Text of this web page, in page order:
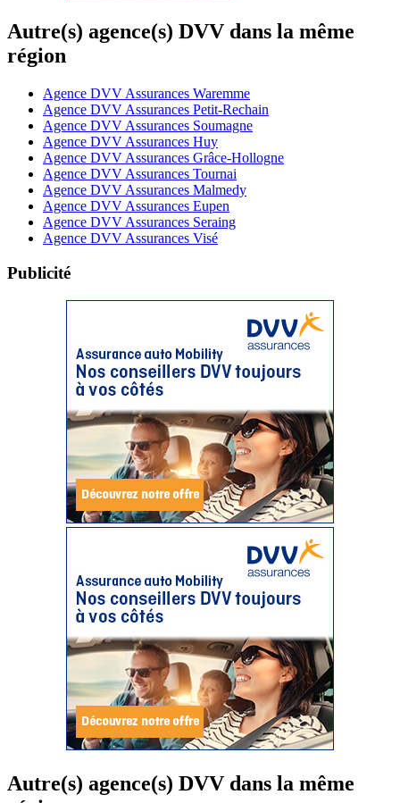
Autre(s) agence(s) DVV dans la même
région
Agence DVV Assurances Waremme
Agence DVV Assurances Petit-Rechain
Agence DVV Assurances Soumagne
Agence DVV Assurances Huy
Agence DVV Assurances Grâce-Hollogne
Agence DVV Assurances Tournai
Agence DVV Assurances Malmedy
Agence DVV Assurances Eupen
Agence DVV Assurances Seraing
Agence DVV Assurances Visé
Publicité
Autre(s) agence(s) DVV dans la même